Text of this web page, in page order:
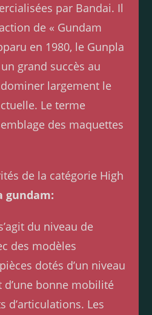
par Bandai. Il
de « Gundam
en 1980, le Gunpla
grand succès au
dominer largement le
Le terme
des maquettes
de la catégorie High
gundam:
du niveau de
des modèles
dotés d’un niveau
bonne mobilité
d’articulations. Les